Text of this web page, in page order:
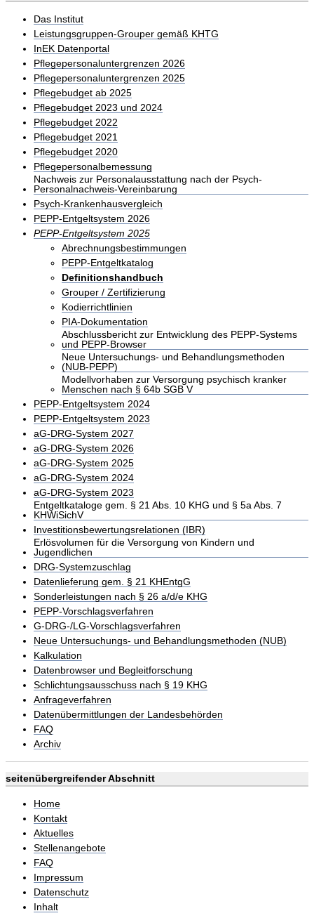
Das Institut
Leistungsgruppen-Grouper gemäß KHTG
InEK Datenportal
Pflegepersonaluntergrenzen 2026
Pflegepersonaluntergrenzen 2025
Pflegebudget ab 2025
Pflegebudget 2023 und 2024
Pflegebudget 2022
Pflegebudget 2021
Pflegebudget 2020
Pflegepersonalbemessung
Nachweis zur Personalausstattung nach der Psych-
Personalnachweis-Vereinbarung
Psych-Krankenhausvergleich
PEPP-Entgeltsystem 2026
PEPP-Entgeltsystem 2025
Abrechnungsbestimmungen
PEPP-Entgeltkatalog
Definitionshandbuch
Grouper / Zertifizierung
Kodierrichtlinien
PIA-Dokumentation
Abschlussbericht zur Entwicklung des PEPP-Systems
und PEPP-Browser
Neue Untersuchungs- und Behandlungsmethoden
(NUB-PEPP)
Modellvorhaben zur Versorgung psychisch kranker
Menschen nach § 64b SGB V
PEPP-Entgeltsystem 2024
PEPP-Entgeltsystem 2023
aG-DRG-System 2027
aG-DRG-System 2026
aG-DRG-System 2025
aG-DRG-System 2024
aG-DRG-System 2023
Entgeltkataloge gem. § 21 Abs. 10 KHG und § 5a Abs. 7
KHWiSichV
Investitionsbewertungsrelationen (IBR)
Erlösvolumen für die Versorgung von Kindern und
Jugendlichen
DRG-Systemzuschlag
Datenlieferung gem. § 21 KHEntgG
Sonderleistungen nach § 26 a/d/e KHG
PEPP-Vorschlagsverfahren
G-DRG-/LG-Vorschlagsverfahren
Neue Untersuchungs- und Behandlungsmethoden (NUB)
Kalkulation
Datenbrowser und Begleitforschung
Schlichtungsausschuss nach § 19 KHG
Anfrageverfahren
Datenübermittlungen der Landesbehörden
FAQ
Archiv
seitenübergreifender Abschnitt
Home
Kontakt
Aktuelles
Stellenangebote
FAQ
Impressum
Datenschutz
Inhalt